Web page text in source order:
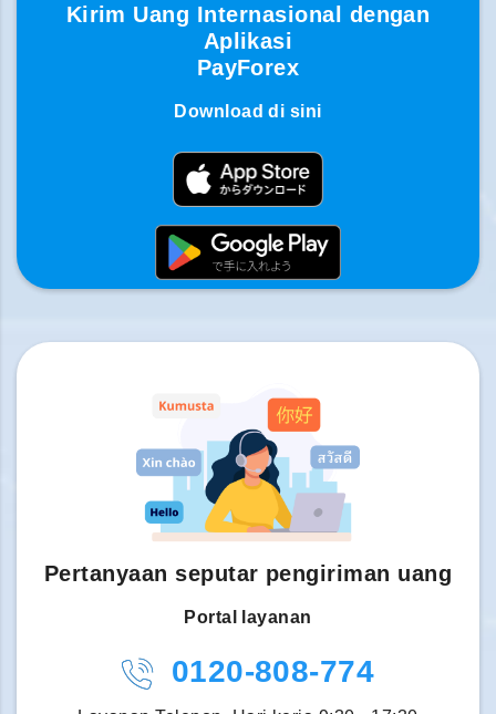
Kirim Uang Internasional dengan
Aplikasi
PayForex
Download di sini
Pertanyaan seputar pengiriman uang
Portal layanan
0120-808-774